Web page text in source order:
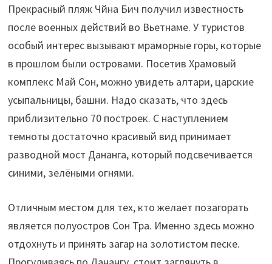
Прекрасный пляж Чйна Бич получил известность
после военных действий во Вьетнаме. У туристов
особый интерес вызывают мраморные горы, которые
в прошлом были островами. Посетив Храмовый
комплекс Май Сон, можно увидеть алтари, царские
усыпальницы, башни. Надо сказать, что здесь
приблизительно 70 построек. С наступлением
темноты достаточно красивый вид принимает
разводной мост Дананга, который подсвечивается
синими, зелёными огнями.
Отличным местом для тех, кто желает позагорать
является полуостров Сон Тра. Именно здесь можно
отдохнуть и принять загар на золотистом песке.